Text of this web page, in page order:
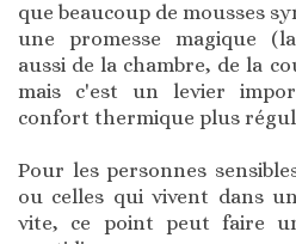
que beaucoup de mousses
une promesse magique
aussi de la chambre, de la
mais c'est un levier
confort thermique plus
Pour les personnes
ou celles qui vivent dans
vite, ce point peut faire